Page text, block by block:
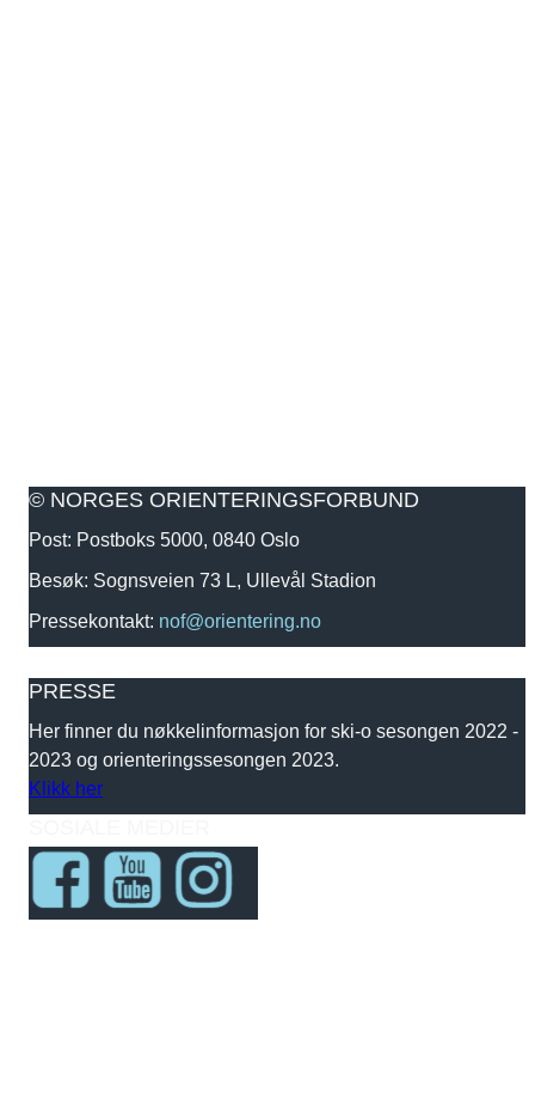
© NORGES ORIENTERINGSFORBUND
Post: Postboks 5000, 0840 Oslo
Besøk: Sognsveien 73 L, Ullevål Stadion
Pressekontakt: nof@orientering.no
PRESSE
Her finner du nøkkelinformasjon for ski-o sesongen 2022 -
2023 og orienteringssesongen 2023.
Klikk her